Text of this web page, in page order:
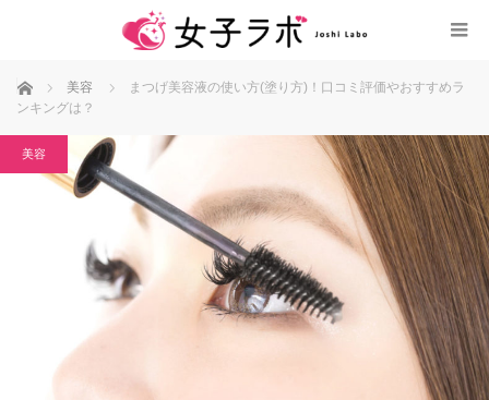
ホーム 美容
まつげ美容液の使い方(塗り方)！口コミ評価やおすすめラ
ンキングは？
美容